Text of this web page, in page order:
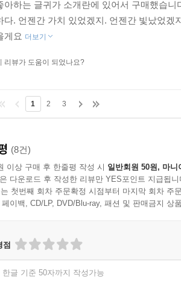
아하는 글귀가 소개란에 있어서 구매했습
다. 언젠간 가치 있었겠지. 언젠간 빛났었겠
게요 더보기
리뷰가 도움이 되었나요?
1 2 3
(8건)
이상 구매 후 한줄평 작성 시 일반회원 50원, 마니
다운로드 후 작성한 리뷰만 YES포인트 지급됩니
첫번째 회차 주문확정 시점부터 마지막 회차 주
이백, CD/LP, DVD/Blu-ray, 패션 및 판매금지 상
점
한글 기준 50자까지 작성가능